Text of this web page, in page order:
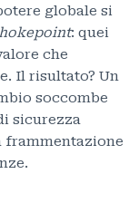
globale si
: quei
che
Il risultato? Un
soccombe
sicurezza
frammentazione